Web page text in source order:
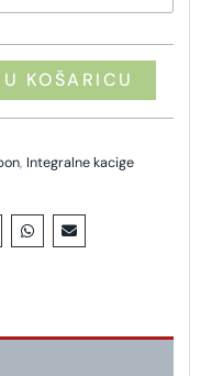
KOŠARICU
, Integralne kacige